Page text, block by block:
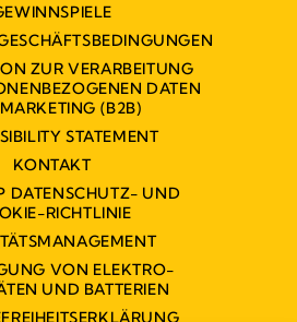
ZUR VERARBEITUNG
DATEN
(B2B)
STATEMENT
KONTAKT
DATENSCHUTZ- UND
RICHTLINIE
VON ELEKTRO-
UND BATTERIEN